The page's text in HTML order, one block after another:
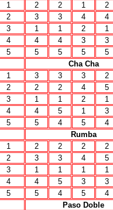
1
2 2 1 2
2
3 3 4 4
3
1 1 2 1
4
4 4 3 3
5
5 5 5 5
Cha Cha
1
3 3 3 2
2
2 2 4 5
3
1 1 2 1
4
4 5 1 3
5
5 4 5 4
Rumba
1
2 2 2 2
2
3 3 4 5
3
1 1 1 1
4
4 5 3 3
5
5 4 5 4
Paso Doble